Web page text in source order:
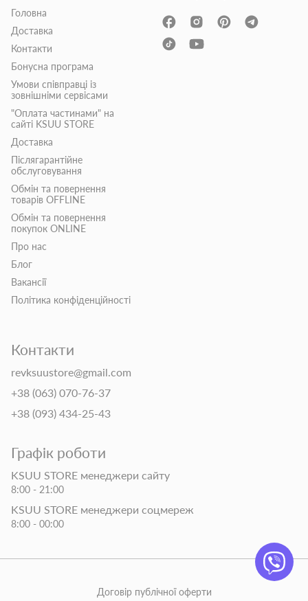
Головна
Доставка
Контакти
Бонусна програма
Умови співправці із
зовнішніми сервісами
"Оплата частинами" на
сайті KSUU STORE
Доставка
Післягарантійне
обслуговування
Обмін та повернення
товарів OFFLINE
Обмін та повернення
покупок ONLINE
Про нас
Блог
Вакансії
Політика конфіденційності
Контакти
revksuustore@gmail.com
+38 (063) 070-76-37
+38 (093) 434-25-43
Графік роботи
KSUU STORE менеджери сайту
8:00 - 21:00
KSUU STORE менеджери соцмереж
8:00 - 00:00
Договір публічної оферти